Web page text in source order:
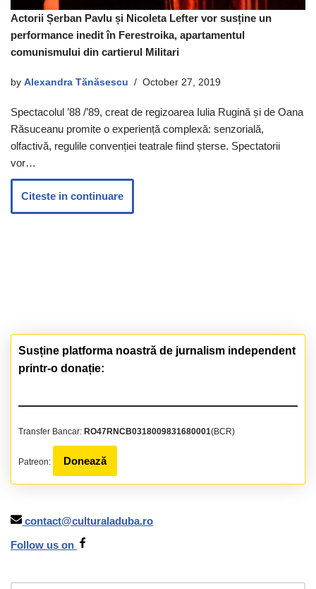
Actorii Șerban Pavlu și Nicoleta Lefter vor susține un
performance inedit în Ferestroika, apartamentul
comunismului din cartierul Militari
by Alexandra Tănăsescu October 27, 2019
Spectacolul ’88 /’89, creat de regizoarea Iulia Rugină și de Oana
Răsuceanu promite o experiență complexă: senzorială,
olfactivă, regulile convenției teatrale fiind șterse. Spectatorii
vor…
Citeste in continuare
Susține platforma noastră de jurnalism independent
printr-o donație:
Transfer Bancar: RO47RNCB0318009831680001(BCR)
Patreon: Donează
contact@culturaladuba.ro
Follow us on